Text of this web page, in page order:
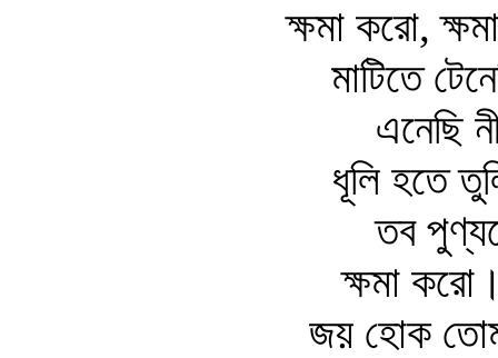
ক্ষমা করো,
মাটিতে
এনেছি
ধূলি হতে
তব
ক্ষমা
জয় হোক